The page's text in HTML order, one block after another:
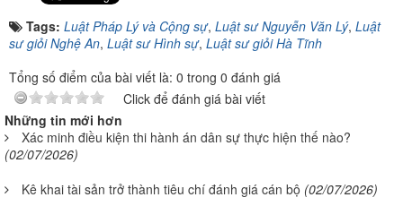
Tags: Luật Pháp Lý và Cộng sự, Luật sư Nguyễn Văn Lý, Luật
sư giỏi Nghệ An, Luật sư Hình sự, Luật sư giỏi Hà Tĩnh
Tổng số điểm của bài viết là: 0 trong 0 đánh giá
Click để đánh giá bài viết
Những tin mới hơn
Xác minh điều kiện thi hành án dân sự thực hiện thế nào?
(02/07/2026)
Kê khai tài sản trở thành tiêu chí đánh giá cán bộ (02/07/2026)